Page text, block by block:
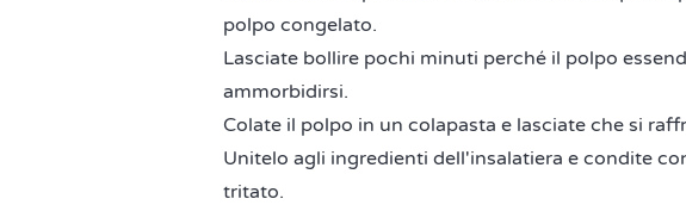
polpo congelato.
Lasciate bollire pochi minuti perché il polpo
ammorbidirsi.
Colate il polpo in un colapasta e lasciate che si
Unitelo agli ingredienti dell'insalatiera e condite
tritato.